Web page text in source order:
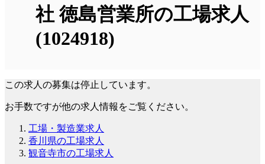
社 徳島営業所の工場求人
(1024918)
この求人の募集は停止しています。
お手数ですが他の求人情報をご覧ください。
工場・製造業求人
香川県の工場求人
観音寺市の工場求人